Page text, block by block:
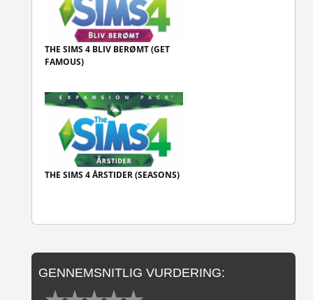
THE SIMS 4 BLIV BERØMT (GET
FAMOUS)
THE SIMS 4 ÅRSTIDER (SEASONS)
GENNEMSNITLIG VURDERING: